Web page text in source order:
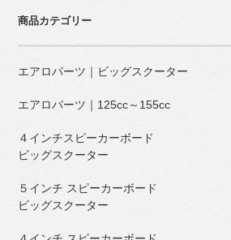
商品カテゴリー
エアロパーツ｜ビッグスクーター
エアロパーツ｜125cc～155cc
４インチスピーカーボード
ビッグスクーター
５インチ スピーカーボード
ビッグスクーター